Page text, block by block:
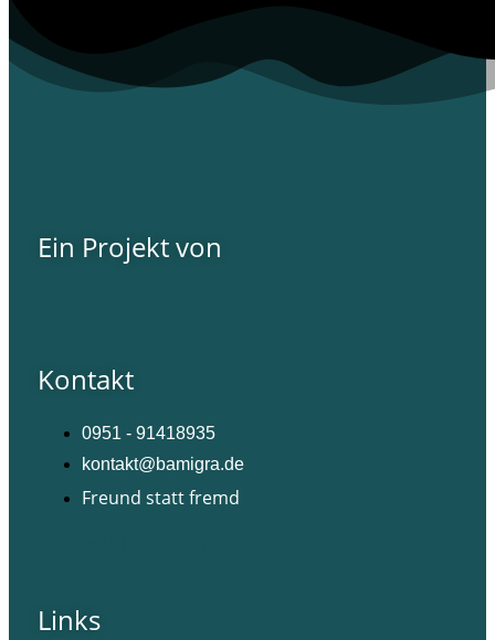
Ein Projekt von
Kontakt
0951 - 91418935
kontakt@bamigra.de
Freund statt fremd
Links